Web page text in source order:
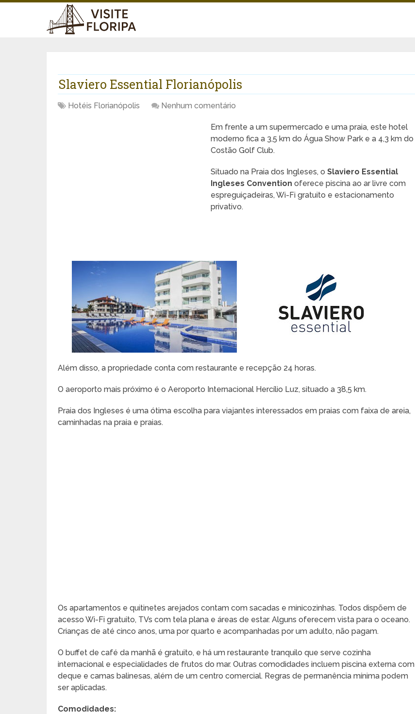
Slaviero Essential Florianópolis
Hotéis Florianópolis Nenhum comentário
Em frente a um supermercado e uma praia, este hotel
moderno fica a 3,5 km do Água Show Park e a 4,3 km do
Costão Golf Club.
Situado na Praia dos Ingleses, oSlaviero Essential
Ingleses Convention oferece piscina ao ar livre com
espreguiçadeiras, Wi-Fi gratuito e estacionamento
privativo.
Além disso, a propriedade conta com restaurante e recepção 24 horas.
O aeroporto mais próximo é o Aeroporto Internacional Hercílio Luz, situado a 38,5 km.
Praia dos Ingleses é uma ótima escolha para viajantes interessados em praias com faixa de areia,
caminhadas na praia e praias.
Os apartamentos e quitinetes arejados contam com sacadas e minicozinhas. Todos dispõem de
acesso Wi-Fi gratuito, TVs com tela plana e áreas de estar. Alguns oferecem vista para o oceano.
Crianças de até cinco anos, uma por quarto e acompanhadas por um adulto, não pagam.
O buffet de café da manhã é gratuito, e há um restaurante tranquilo que serve cozinha
internacional e especialidades de frutos do mar. Outras comodidades incluem piscina externa com
deque e camas balinesas, além de um centro comercial. Regras de permanência mínima podem
ser aplicadas.
Comodidades: